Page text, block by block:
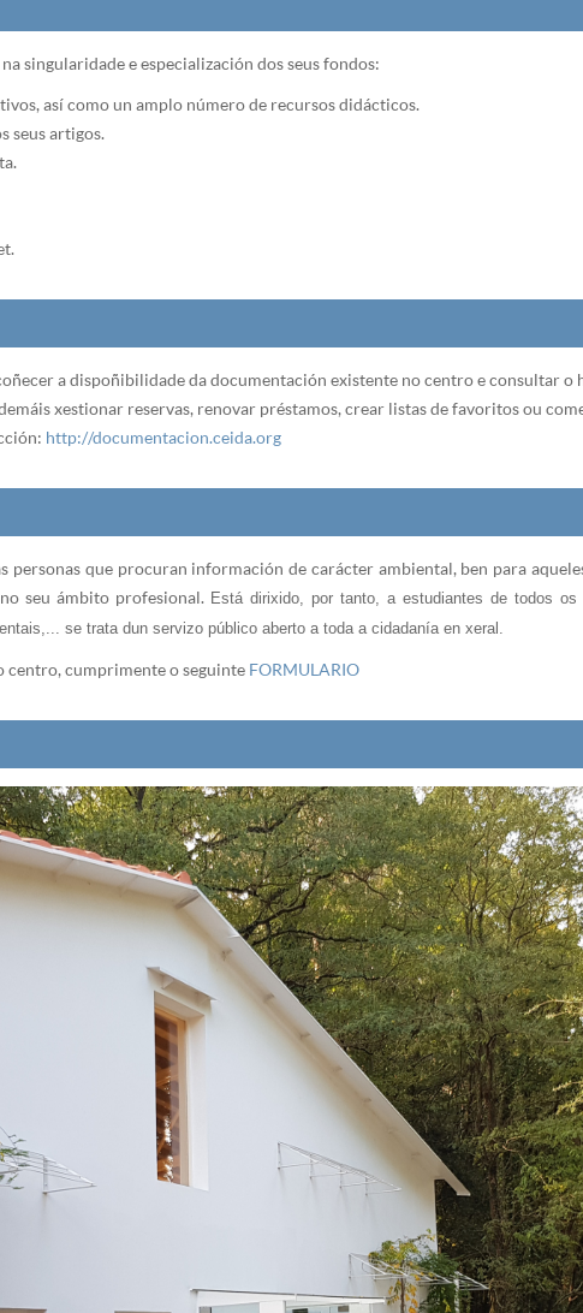
singularidade e especialización dos seus fondos:
así como un amplo número de recursos didácticos.
seus artigos.
a dispoñibilidade da documentación existente no centro e consultar o
xestionar reservas, renovar préstamos, crear listas de favoritos ou
http://documentacion.ceida.org
personas que procuran información de carácter ambiental, ben para
seu ámbito profesional. Está dirixido, por tanto, a estudiantes de todos
se trata dun servizo público aberto a toda a cidadanía en xeral.
centro, cumprimente o seguinte FORMULARIO